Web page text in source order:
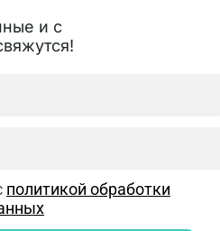
и с
политикой обработки